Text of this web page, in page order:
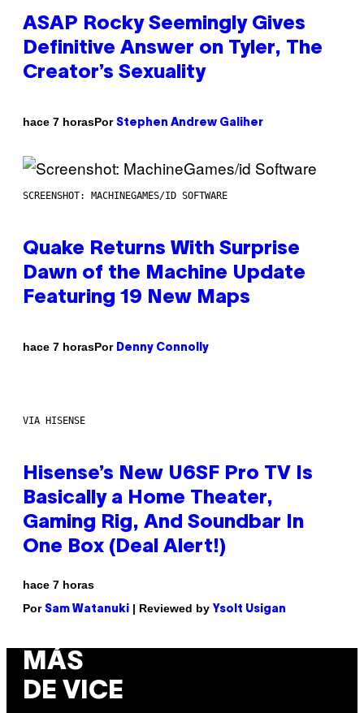
ASAP Rocky Seemingly Gives
Definitive Answer on Tyler, The
Creator’s Sexuality
hace 7 horasPor Stephen Andrew Galiher
SCREENSHOT: MACHINEGAMES/ID SOFTWARE
Quake Returns With Surprise
Dawn of the Machine Update
Featuring 19 New Maps
hace 7 horasPor Denny Connolly
VIA HISENSE
Hisense’s New U6SF Pro TV Is
Basically a Home Theater,
Gaming Rig, And Soundbar In
One Box (Deal Alert!)
hace 7 horas
Por Sam Watanuki | Reviewed by Ysolt Usigan
MÁS
DE VICE